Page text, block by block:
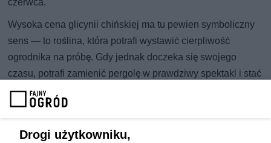
czerwca.
Wysoka cena glicynii chińskiej ma tu pewien symboliczny
sens — to roślina, która potrafi wystawić cierpliwość
ogrodnika na próbę. Gdy jednak doczeka się swojego
czasu, potrafi zamienić pergolę w prawdziwy spektakl i stać
się ozdobą, której zazdrości cała okolica. Jeśli interesują
cię ceny popularnych roślin ogrodowych,
Drogi użytkowniku,